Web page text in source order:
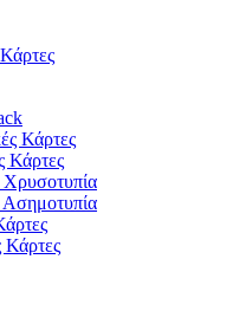
Κάρτες
Κάρτες
Κάρτες